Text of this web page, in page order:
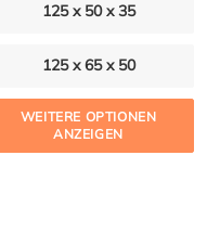
125 x 50 x 35
125 x 65 x 50
WEITERE OPTIONEN
ANZEIGEN